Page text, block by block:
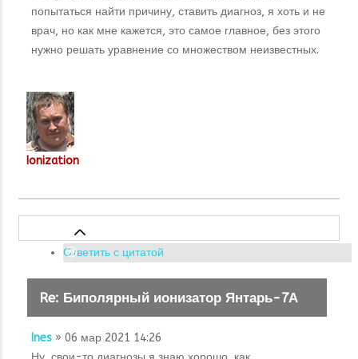
попытаться найти причину, ставить диагноз, я хоть и не
врач, но как мне кажется, это самое главное, без этого
нужно решать уравнение со множеством неизвестных.
Ionization
Ответить с цитатой
Re: Биполярный ионизатор Янтарь-7А
Ines » 06 мар 2021 14:26